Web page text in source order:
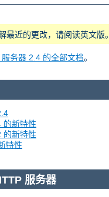
最近的更改，请阅读英文版。
务器 2.4 的全部文档。
的新特性
的新特性
特性
服务器